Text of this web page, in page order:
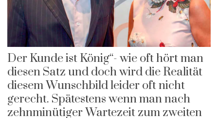
Der Kunde ist König“- wie oft hört man
diesen Satz und doch wird die Realität
diesem Wunschbild leider oft nicht
gerecht. Spätestens wenn man nach
zehnminütiger Wartezeit zum zweiten